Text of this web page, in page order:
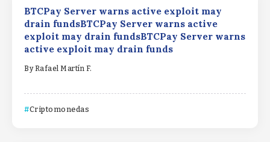
BTCPay Server warns active exploit may
drain fundsBTCPay Server warns active
exploit may drain fundsBTCPay Server warns
active exploit may drain funds
By Rafael Martín F.
Criptomonedas